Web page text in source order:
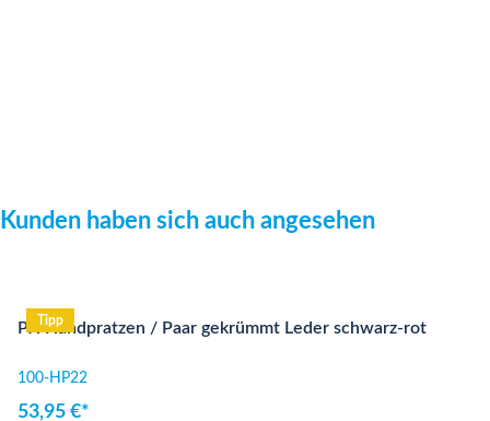
Produktgalerie überspringen
Kunden haben sich auch angesehen
Tipp
PX Handpratzen / Paar gekrümmt Leder schwarz-rot
100-HP22
53,95 €*